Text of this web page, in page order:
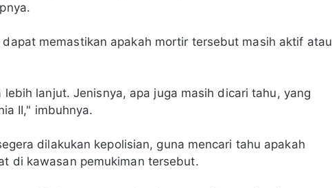
memastikan apakah mortir tersebut masih aktif atau
lanjut. Jenisnya, apa juga masih dicari tahu, yang
II," imbuhnya.
dilakukan kepolisian, guna mencari tahu apakah
di kawasan pemukiman tersebut.